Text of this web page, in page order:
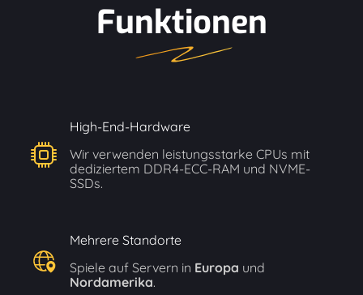
Funktionen
High-End-Hardware
Wir verwenden leistungsstarke CPUs mit
dediziertem DDR4-ECC-RAM und NVME-
SSDs.
Mehrere Standorte
Spiele auf Servern in Europa und
Nordamerika.